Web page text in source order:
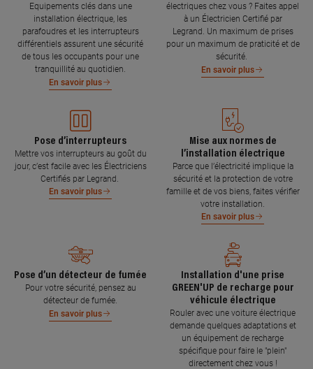
Equipements clés dans une
installation électrique, les
parafoudres et les interrupteurs
différentiels assurent une sécurité
de tous les occupants pour une
tranquillité au quotidien.
En savoir plus
électriques chez vous ? Faites appel
à un Électricien Certifié par
Legrand. Un maximum de prises
pour un maximum de praticité et de
sécurité.
En savoir plus
Pose d’interrupteurs
Mettre vos interrupteurs au goût du
jour, c’est facile avec les Électriciens
Certifiés par Legrand.
En savoir plus
Mise aux normes de
l’installation électrique
Parce que l’électricité implique la
sécurité et la protection de votre
famille et de vos biens, faites vérifier
votre installation.
En savoir plus
Pose d’un détecteur de fumée
Pour votre sécurité, pensez au
détecteur de fumée.
En savoir plus
Installation d'une prise
GREEN'UP de recharge pour
véhicule électrique
Rouler avec une voiture électrique
demande quelques adaptations et
un équipement de recharge
spécifique pour faire le "plein"
directement chez vous !